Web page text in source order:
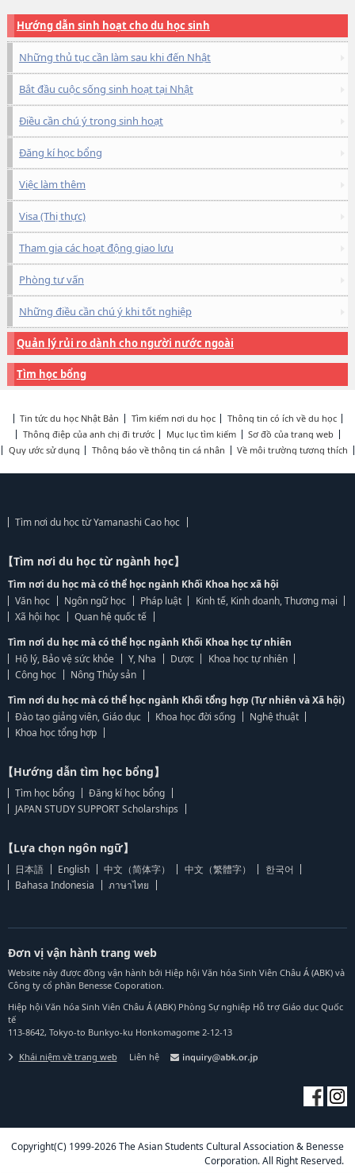
Hướng dẫn sinh hoạt cho du học sinh
Những thủ tục cần làm sau khi đến Nhật
Bắt đầu cuộc sống sinh hoạt tại Nhật
Điều cần chú ý trong sinh hoạt
Đăng kí học bổng
Việc làm thêm
Visa (Thị thực)
Tham gia các hoạt động giao lưu
Phòng tư vấn
Những điều cần chú ý khi tốt nghiệp
Quản lý rủi ro dành cho người nước ngoài
Tìm học bổng
Tin tức du học Nhật Bản Tìm kiếm nơi du học
Thông tin có ích về du học
Thông điệp của anh chị đi trước
Mục lục tìm kiếm
Sơ đồ của trang web
Quy ước sử dụng
Thông báo về thông tin cá nhân Về môi trường tương thích
Tìm nơi du học từ Yamanashi Cao học
【Tìm nơi du học từ ngành học】
Tìm nơi du học mà có thể học ngành Khối Khoa học xã hội
Văn học
Ngôn ngữ học Pháp luật
Kinh tế, Kinh doanh, Thương mại
Xã hội học
Quan hệ quốc tế
Tìm nơi du học mà có thể học ngành Khối Khoa học tự nhiên
Hộ lý, Bảo vệ sức khỏe
Y, Nha Dược
Khoa học tự nhiên
Công học
Nông Thủy sản
Tìm nơi du học mà có thể học ngành Khối tổng hợp (Tự nhiên và Xã hội)
Đào tạo giảng viên, Giáo dục
Khoa học đời sống
Nghệ thuật
Khoa học tổng hợp
【Hướng dẫn tìm học bổng】
Tìm học bổng
Đăng kí học bổng
JAPAN STUDY SUPPORT Scholarships
【Lựa chọn ngôn ngữ】
日本語 English 中文（简体字） 中文（繁體字）
한국어
Bahasa Indonesia
ภาษาไทย
Đơn vị vận hành trang web
Website này được đồng vận hành bởi Hiệp hội Văn hóa Sinh Viên Châu Á (ABK) và
Công ty cổ phần Benesse Coporation.
Hiệp hội Văn hóa Sinh Viên Châu Á (ABK) Phòng Sự nghiệp Hỗ trợ Giáo dục Quốc
tế
113-8642, Tokyo-to Bunkyo-ku Honkomagome 2-12-13
Khái niệm về trang web Liên hệ
Copyright(C) 1999-2026 The Asian Students Cultural Association & Benesse
Corporation. All Right Reserved.